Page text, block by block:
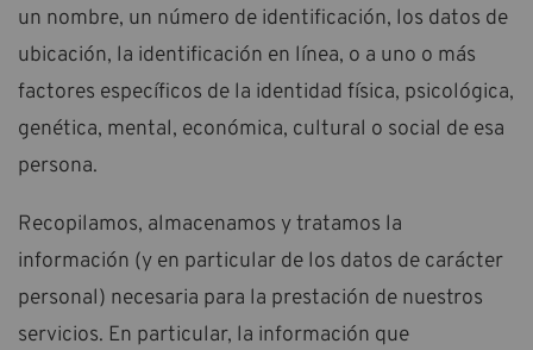
un nombre, un número de identificación, los datos de
ubicación, la identificación en línea, o a uno o más
factores específicos de la identidad física, psicológica,
genética, mental, económica, cultural o social de esa
persona.
Recopilamos, almacenamos y tratamos la
información (y en particular de los datos de carácter
personal) necesaria para la prestación de nuestros
servicios. En particular, la información que